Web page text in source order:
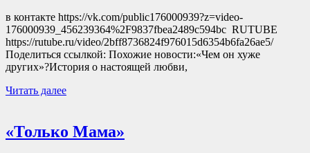
в контакте https://vk.com/public176000939?z=video-
176000939_456239364%2F9837fbea2489c594bc RUTUBE
https://rutube.ru/video/2bff8736824f976015d6354b6fa26ae5/
Поделиться ссылкой: Похожие новости:«Чем он хуже
других»?История о настоящей любви,
Читать далее
«Только Мама»